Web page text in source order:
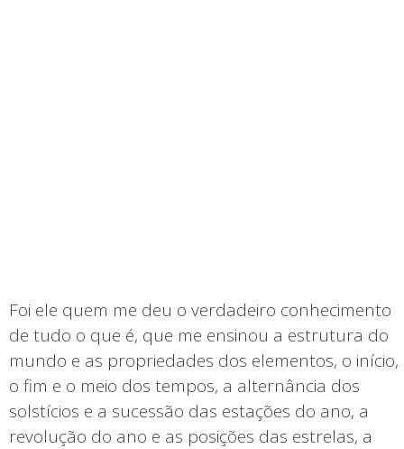
Foi ele quem me deu o verdadeiro conhecimento
de tudo o que é, que me ensinou a estrutura do
mundo e as propriedades dos elementos, o início,
o fim e o meio dos tempos, a alternância dos
solstícios e a sucessão das estações do ano, a
revolução do ano e as posições das estrelas, a